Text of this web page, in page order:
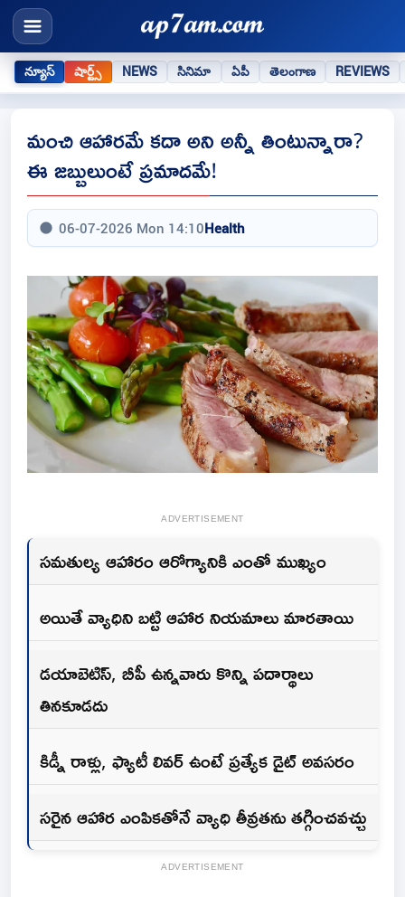
న్యూస్ షార్ట్స్ NEWS సినిమా ఏపీ తెలంగాణ REVIEWS
మంచి ఆహారమే కదా అని అన్నీ తింటున్నారా?
ఈ జబ్బులుంటే ప్రమాదమే!
06-07-2026 Mon 14:10Health
ADVERTISEMENT
సమతుల్య ఆహారం ఆరోగ్యానికి ఎంతో ముఖ్యం
అయితే వ్యాధిని బట్టి ఆహార నియమాలు మారతాయి
డయాబెటిస్, బీపీ ఉన్నవారు కొన్ని పదార్థాలు
తినకూడదు
కిడ్నీ రాళ్లు, ఫ్యాటీ లివర్ ఉంటే ప్రత్యేక డైట్ అవసరం
సరైన ఆహార ఎంపికతోనే వ్యాధి తీవ్రతను తగ్గించవచ్చు
ADVERTISEMENT